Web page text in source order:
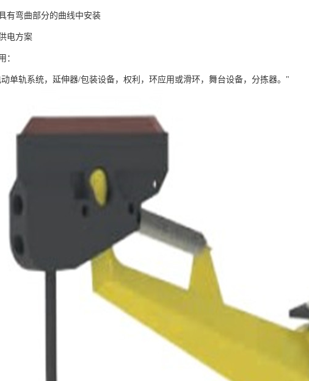
有弯曲部分的曲线中安装
电方案
：
单轨系统，延伸器/包装设备，权利，环应用或滑环，舞台设备，分拣器。"